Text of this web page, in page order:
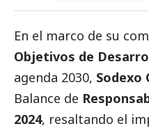
En el marco de su
Objetivos de
agenda 2030, Sodexo
Balance de
2024, resaltando el